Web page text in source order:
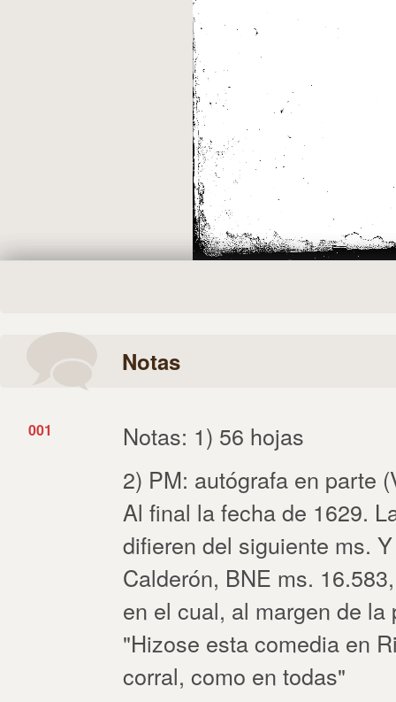
Notas
001
Notas: 1) 56 hojas
2) PM: autógrafa en parte
Al final la fecha de 1629.
difieren del siguiente ms.
Calderón, BNE ms.
en el cual, al margen de
"Hizose esta comedia en
corral, como en todas"